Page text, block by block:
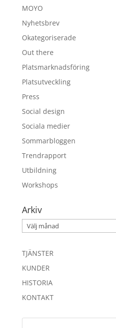
MOYO
Nyhetsbrev
Okategoriserade
Out there
Platsmarknadsföring
Platsutveckling
Press
Social design
Sociala medier
Sommarbloggen
Trendrapport
Utbildning
Workshops
Arkiv
Arkiv
TJÄNSTER
KUNDER
HISTORIA
KONTAKT